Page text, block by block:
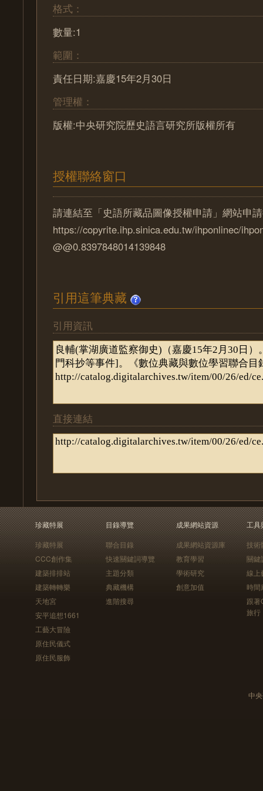
格式：
數量:1
範圍：
責任日期:嘉慶15年2月30日
管理權：
版權:中央研究院歷史語言研究所版權所有
授權聯絡窗口
請連結至「史語所藏品圖像授權申請」網站申
https://copyrite.ihp.sinica.edu.tw/ihponlinec/
@@0.8397848014139848
引用這筆典藏
引用資訊
直接連結
珍藏特展
珍藏特展
CCC創作集
建築排排站
建築轉轉樂
天地宮
安平追想1661
工藝大冒險
原住民儀式
原住民服飾
目錄導覽
聯合目錄
快速關鍵詞導覽
主題分類
典藏機構
進階搜尋
成果網站資源
成果網站資源庫
教育學習
學術研究
創意加值
工具
技術
關鍵
線上
時間
跟
旅行
中